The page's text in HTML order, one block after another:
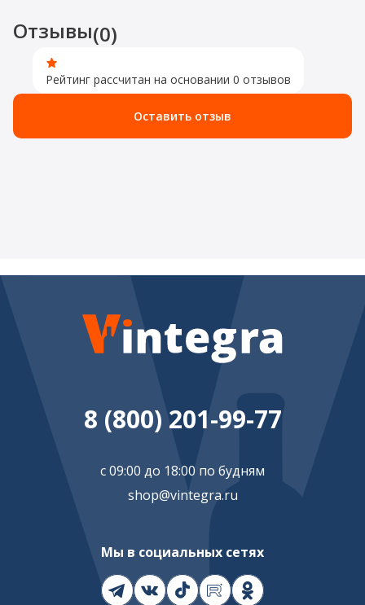
Отзывы(0)
Рейтинг рассчитан на основании 0 отзывов
Оставить отзыв
8 (800) 201-99-77
с 09:00 до 18:00 по будням
shop@vintegra.ru
Мы в социальных сетях